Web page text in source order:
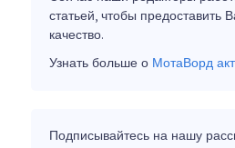
статьей, чтобы предоставить
качество.
Узнать больше о МотаВорд
Подписывайтесь на нашу